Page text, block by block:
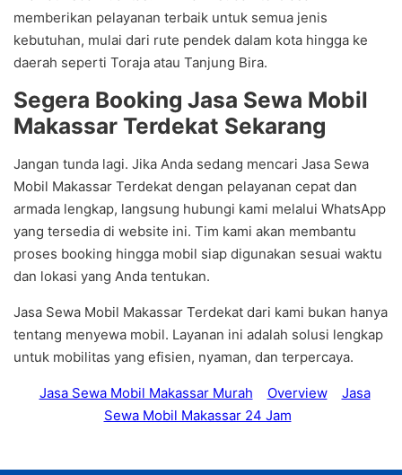
memberikan pelayanan terbaik untuk semua jenis
kebutuhan, mulai dari rute pendek dalam kota hingga ke
daerah seperti Toraja atau Tanjung Bira.
Segera Booking Jasa Sewa Mobil
Makassar Terdekat Sekarang
Jangan tunda lagi. Jika Anda sedang mencari Jasa Sewa
Mobil Makassar Terdekat dengan pelayanan cepat dan
armada lengkap, langsung hubungi kami melalui WhatsApp
yang tersedia di website ini. Tim kami akan membantu
proses booking hingga mobil siap digunakan sesuai waktu
dan lokasi yang Anda tentukan.
Jasa Sewa Mobil Makassar Terdekat dari kami bukan hanya
tentang menyewa mobil. Layanan ini adalah solusi lengkap
untuk mobilitas yang efisien, nyaman, dan terpercaya.
Jasa Sewa Mobil Makassar Murah Overview
Jasa
Sewa Mobil Makassar 24 Jam